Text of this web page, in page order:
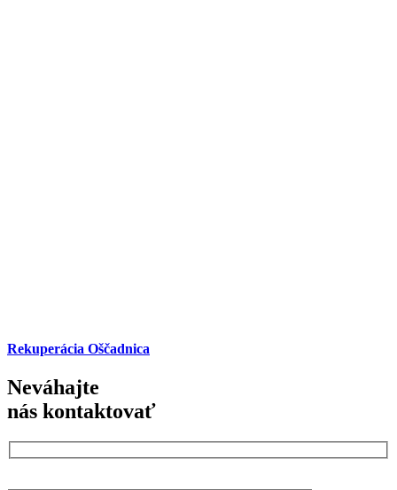
Rekuperácia Oščadnica
Neváhajte
nás kontaktovať